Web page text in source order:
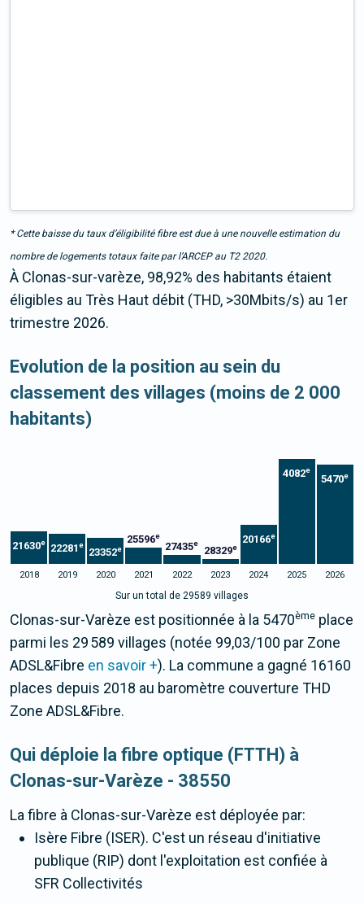
* Cette baisse du taux d’éligibilité fibre est due à une nouvelle estimation du
nombre de logements totaux faite par l’ARCEP au T2 2020.
À Clonas-sur-varèze, 98,92% des habitants étaient
éligibles au Très Haut débit (THD, >30Mbits/s) au 1er
trimestre 2026.
Evolution de la position au sein du
classement des villages (moins de 2 000
habitants)
21630e 22281e
23352e
25596e
27435e
28329e
20166e
4082e
5470e
2018 2019 2020 2021 2022 2023 2024 2025 2026
Sur un total de 29589 villages
Clonas-sur-Varèze est positionnée à la 5470ème place
parmi les 29 589 villages (notée 99,03/100 par Zone
ADSL&Fibre en savoir +). La commune a gagné 16160
places depuis 2018 au baromètre couverture THD
Zone ADSL&Fibre.
Qui déploie la fibre optique (FTTH) à
Clonas-sur-Varèze - 38550
La fibre à Clonas-sur-Varèze est déployée par:
Isère Fibre (ISER). C'est un réseau d'initiative
publique (RIP) dont l'exploitation est confiée à
SFR Collectivités